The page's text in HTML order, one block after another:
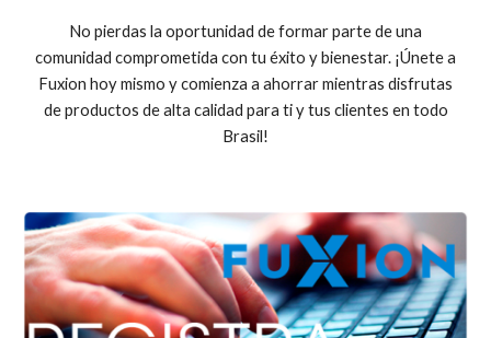
No pierdas la oportunidad de formar parte de una
comunidad comprometida con tu éxito y bienestar. ¡Únete a
Fuxion hoy mismo y comienza a ahorrar mientras disfrutas
de productos de alta calidad para ti y tus clientes en todo
Brasil!